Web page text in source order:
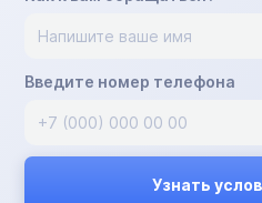
Введите номер телефона